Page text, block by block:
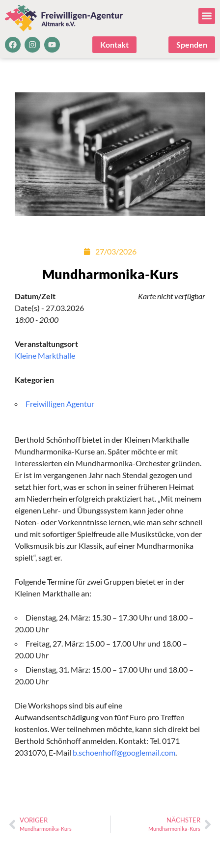
Kontakt Spenden
27/03/2026
Mundharmonika-Kurs
Karte nicht verfügbar
Datum/Zeit
Date(s) - 27.03.2026
18:00 - 20:00
Veranstaltungsort
Kleine Markthalle
Kategorien
Freiwilligen Agentur
Berthold Schönhoff bietet in der Kleinen Markthalle
Mundharmonika-Kurse an. Später möchte er mit
Interessierten ein Mundharmonika-Orchester gründen.
Er ist im vergangenen Jahr nach Stendal gezogen und
setzt hier fort, was er schon in seiner früheren Heimat
am Niederrhein erfolgreich praktiziert hat. „Mit meinem
eigenen Lehr- und Übungssystem kann jeder ohne
Noten- oder Vorkenntnisse lernen, wie man sehr schnell
und mit sofortiger Spielfreude alle Musikstücke, von der
Volksmusik bis zur Klassik, auf einer Mundharmonika
spielt“, sagt er.
Folgende Termine für zwei Gruppen bietet er in der
Kleinen Markthalle an:
Dienstag, 24. März: 15.30 – 17.30 Uhr und 18.00 –
20.00 Uhr
Freitag, 27. März: 15.00 – 17.00 Uhr und 18.00 –
20.00 Uhr
Dienstag, 31. März: 15.00 – 17.00 Uhr und 18.00 –
20.00 Uhr
Die Workshops sind bis auf eine
Aufwandsentschädigung von fünf Euro pro Treffen
kostenlos. Wer teilnehmen möchte, kann sich direkt bei
Berthold Schönhoff anmelden. Kontakt: Tel. 0171
2031070, E-Mail b.schoenhoff@googlemail.com.
VORIGER
Mundharmonika-Kurs
NÄCHSTER
Mundharmonika-Kurs